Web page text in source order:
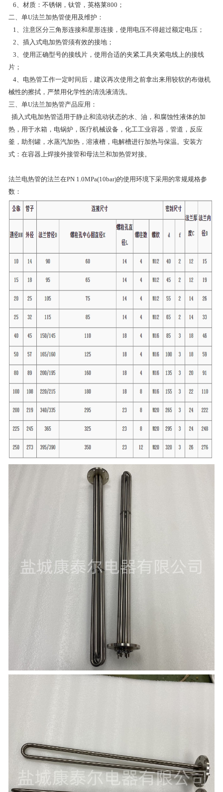
6、材质：不锈钢，钛管，英格莱800；
二、单U法兰加热管使用及维护：
1、注意区分三角形连接和星形连接，使用电压不得超过额定电压；
2、插入式电加热管须有效的接地；
3、使用正确型号的接线片，使用合适的夹紧工具夹紧电线上的接线
片；
4、电热管工作一定时间后，建议再次使用之前拿出来用较软的布做机
械性的擦拭，严禁用化学性的清洗液清洗。
三、单U法兰加热管产品应用：
插入式电加热管适用于静止和流动状态的水、油，和腐蚀性液体的加
热，用于水箱，电锅炉，医疗机械设备，化工工业容器，管道，反应
釜，助剂罐，水蒸汽加热，溶液槽，电解槽进行加热与保温。安装方
式：在容器上焊接外接管和母法兰和加热管对接。
法兰电热管的法兰在PN 1.0MPa(10bar)的使用环境下采用的常规规格参
数：